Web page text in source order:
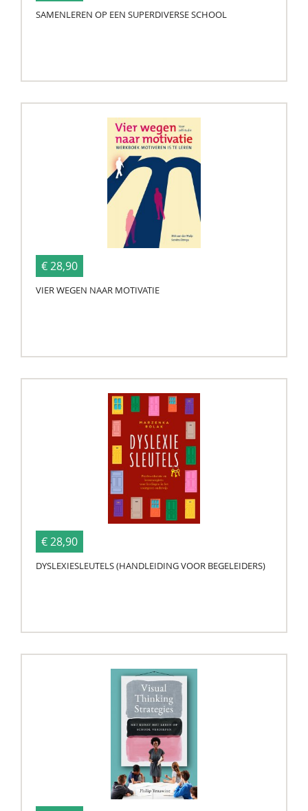
SAMENLEREN OP EEN SUPERDIVERSE SCHOOL
€ 28,90
VIER WEGEN NAAR MOTIVATIE
€ 28,90
DYSLEXIESLEUTELS (HANDLEIDING VOOR BEGELEIDERS)